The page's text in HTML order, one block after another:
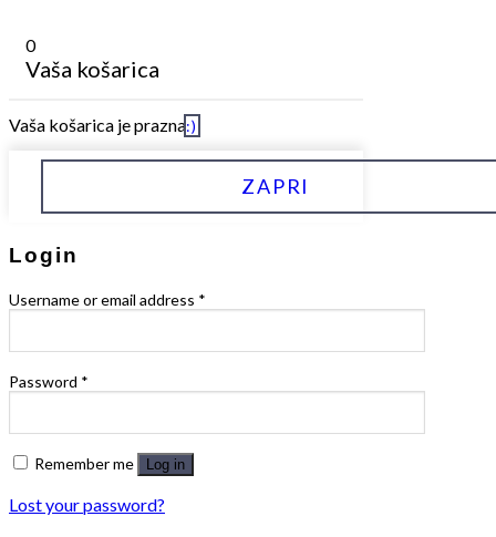
0
Vaša košarica
Vaša košarica je prazna:)
ZAPRI
Login
Username or email address *
Password *
Remember me Log in
Lost your password?